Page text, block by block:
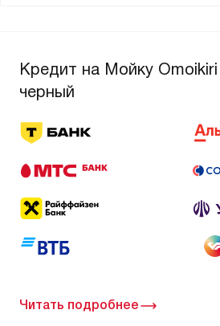
Кредит на Мойку
черный
Читать подробнее